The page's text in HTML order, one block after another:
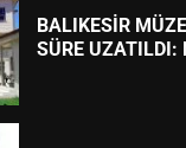
BALIKESİR
SÜRE UZATILDI: